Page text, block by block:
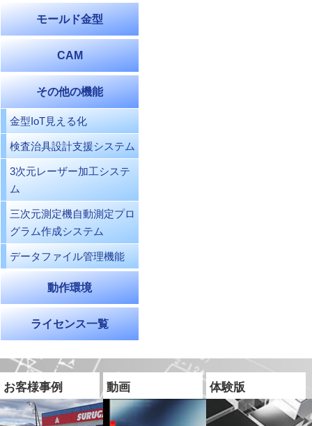
モールド金型
CAM
その他の機能
金型IoT見える化
検査治具設計支援システム
3次元レーザー加工システ
ム
三次元測定機自動測定プロ
グラム作成システム
データファイル管理機能
動作環境
ライセンス一覧
お客様事例 動画 体験版